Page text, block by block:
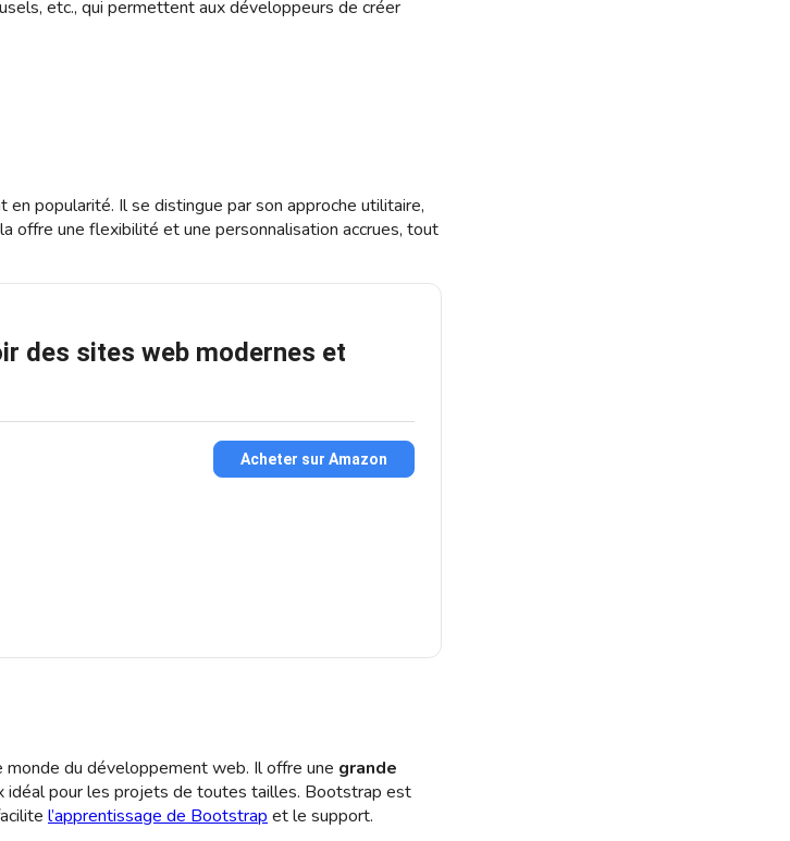
etc., qui permettent aux développeurs de créer
popularité. Il se distingue par son approche utilitaire,
offre une flexibilité et une personnalisation accrues, tout
des sites web modernes et
Acheter sur Amazon
du développement web. Il offre une grande
idéal pour les projets de toutes tailles. Bootstrap est
l’apprentissage de Bootstrap et le support.